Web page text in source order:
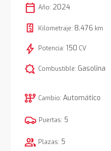
calendar_today Año: 2024
Kilometraje: 8.476 km
bolt Potencia: 150 CV
comic_bubble Combustible: Gasolina
auto_transmission Cambio: Automático
Puertas: 5
group Plazas: 5